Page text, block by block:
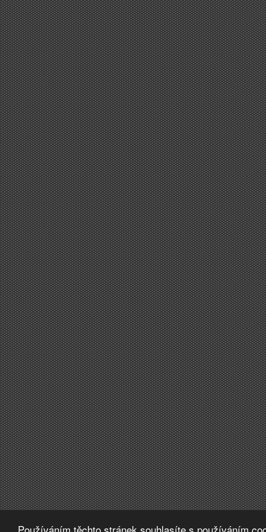
Používáním těchto stránek souhlasíte s používáním